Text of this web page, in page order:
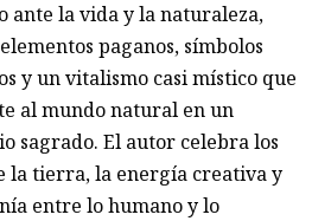
ante la vida y la naturaleza,
paganos, símbolos
y un vitalismo casi místico que
al mundo natural en un
sagrado. El autor celebra los
la tierra, la energía creativa y
entre lo humano y lo